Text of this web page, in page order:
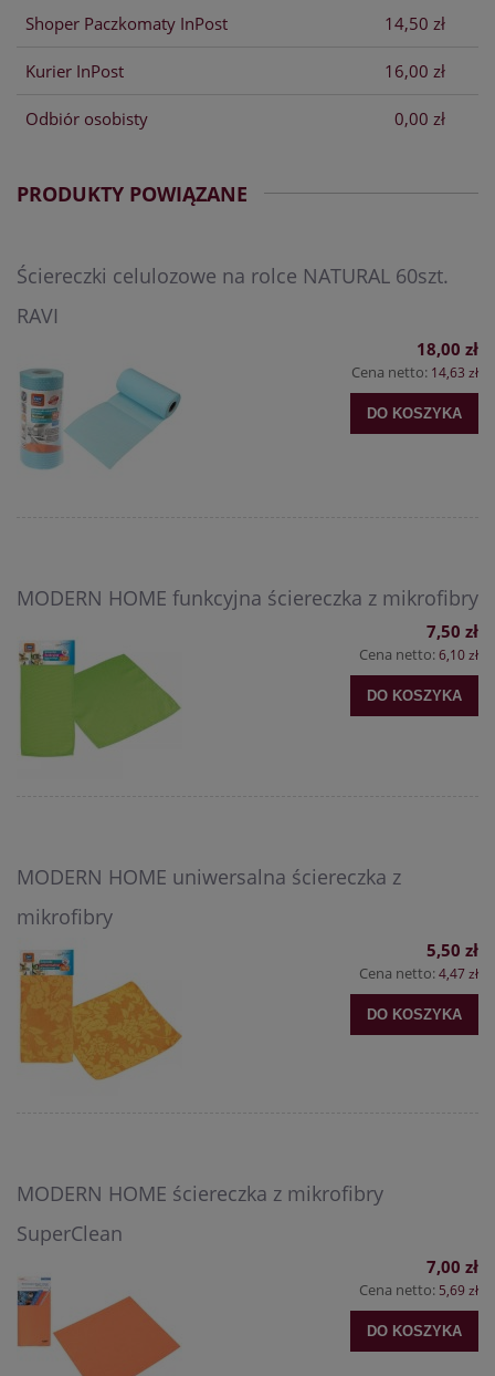
Shoper Paczkomaty InPost 14,50 zł
Kurier InPost 16,00 zł
Odbiór osobisty 0,00 zł
PRODUKTY POWIĄZANE
Ściereczki celulozowe na rolce NATURAL 60szt.
RAVI
18,00 zł
Cena netto: 14,63 zł
DO KOSZYKA
MODERN HOME funkcyjna ściereczka z mikrofibry
7,50 zł
Cena netto:6,10 zł
DO KOSZYKA
MODERN HOME uniwersalna ściereczka z
mikrofibry
5,50 zł
Cena netto:4,47 zł
DO KOSZYKA
MODERN HOME ściereczka z mikrofibry
SuperClean
7,00 zł
Cena netto: 5,69 zł
DO KOSZYKA